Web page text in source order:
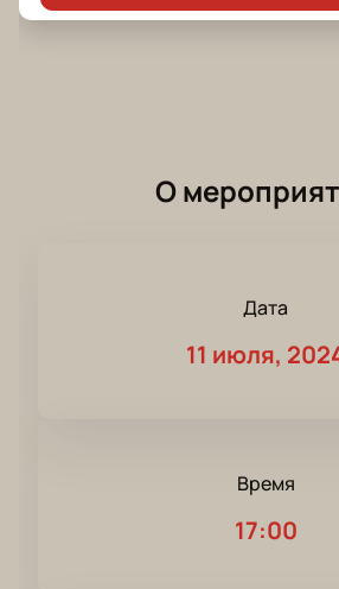
О
Дата
11 июля,
Время
17:00